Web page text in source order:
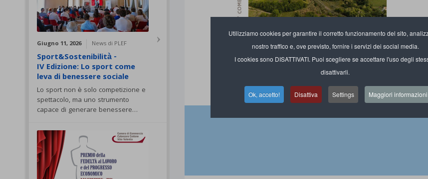
Utilizziamo cookies per garantire il corretto funzionamento del sito,
nostro traffico e, ove previsto, fornire i servizi dei social media.
I cookies sono DISATTIVATI. Puoi scegliere se accettare l'uso degli
disattivarli.
Ok, accetto! Disattiva Settings Maggiori informazioni
Giugno 11, 2026 News di PLEF
Sport&Sostenibilità -
IV Edizione: Lo sport come
leva di benessere sociale
Lo sport non è solo competizione e
spettacolo, ma uno strumento
capace di generare benessere…